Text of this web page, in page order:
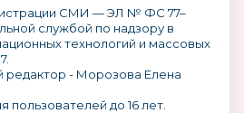
СМИ — ЭЛ № ФС 77–
службой по надзору в
технологий и массовых
редактор - Морозова Елена
пользователей до 16 лет.